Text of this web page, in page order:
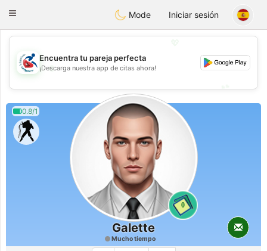
Handi Space
Toggle
Mode Iniciar sesión
💖
💕
Encuentra tu pareja perfecta
¡Descarga nuestra app de citas ahora!
0.8/1
0
Galette
Mucho tiempo